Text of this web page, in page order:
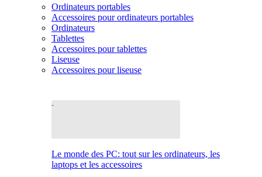
Ordinateurs portables
Accessoires pour ordinateurs portables
Ordinateurs
Tablettes
Accessoires pour tablettes
Liseuse
Accessoires pour liseuse
Le monde des PC: tout sur les ordinateurs, les
laptops et les accessoires